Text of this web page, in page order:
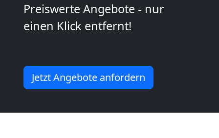
Preiswerte Angebote - nur
einen Klick entfernt!
Jetzt Angebote anfordern
Neustadt
Wiener